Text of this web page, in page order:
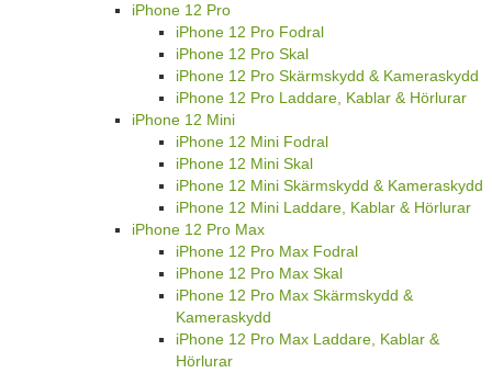
iPhone 12 Pro
iPhone 12 Pro Fodral
iPhone 12 Pro Skal
iPhone 12 Pro Skärmskydd & Kameraskydd
iPhone 12 Pro Laddare, Kablar & Hörlurar
iPhone 12 Mini
iPhone 12 Mini Fodral
iPhone 12 Mini Skal
iPhone 12 Mini Skärmskydd & Kameraskydd
iPhone 12 Mini Laddare, Kablar & Hörlurar
iPhone 12 Pro Max
iPhone 12 Pro Max Fodral
iPhone 12 Pro Max Skal
iPhone 12 Pro Max Skärmskydd &
Kameraskydd
iPhone 12 Pro Max Laddare, Kablar &
Hörlurar